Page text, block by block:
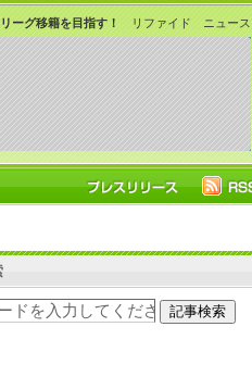
リファイド ニュース
ーグ移籍を目指す！